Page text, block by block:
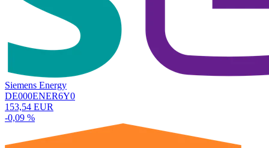
Siemens Energy
DE000ENER6Y0
153,54 EUR
-0,09 %